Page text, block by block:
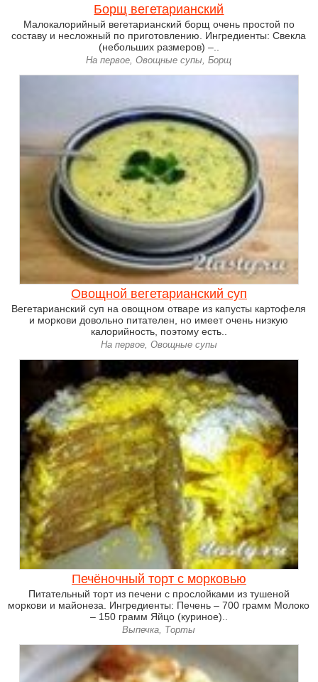
Борщ вегетарианский
Малокалорийный вегетарианский борщ очень простой по
составу и несложный по приготовлению. Ингредиенты: Свекла
(небольших размеров) –..
На первое, Овощные супы, Борщ
Овощной вегетарианский суп
Вегетарианский суп на овощном отваре из капусты картофеля
и моркови довольно питателен, но имеет очень низкую
калорийность, поэтому есть..
На первое, Овощные супы
Печёночный торт с морковью
Питательный торт из печени с прослойками из тушеной
моркови и майонеза. Ингредиенты: Печень – 700 грамм Молоко
– 150 грамм Яйцо (куриное)..
Выпечка, Торты